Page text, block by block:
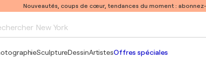
Nouveautés, coups de cœur, tendances du moment :
New York
SculptureDessinArtistesOffres spéciales